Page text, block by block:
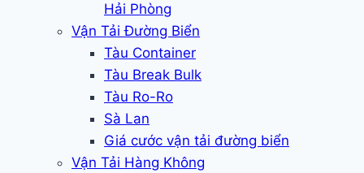
Hải Phòng
Vận Tải Đường Biển
Tàu Container
Tàu Break Bulk
Tàu Ro-Ro
Sà Lan
Giá cước vận tải đường biển
Vận Tải Hàng Không